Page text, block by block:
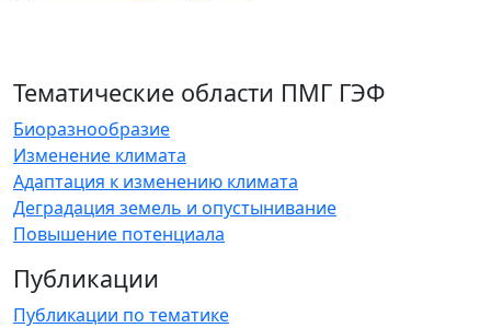
Тематические области ПМГ ГЭФ
Биоразнообразие
Изменение климата
Адаптация к изменению климата
Деградация земель и опустынивание
Повышение потенциала
Публикации
Публикации по тематике